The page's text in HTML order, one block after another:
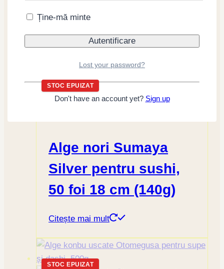
Koikuchi Shoyu, 18L
Citește mai mult
STOC EPUIZAT
Alge nori Sumaya
Silver pentru sushi,
50 foi 18 cm (140g)
Citește mai mult
STOC EPUIZAT
Ține-mă minte
Lost your password?
Don't have an account yet? Sign up